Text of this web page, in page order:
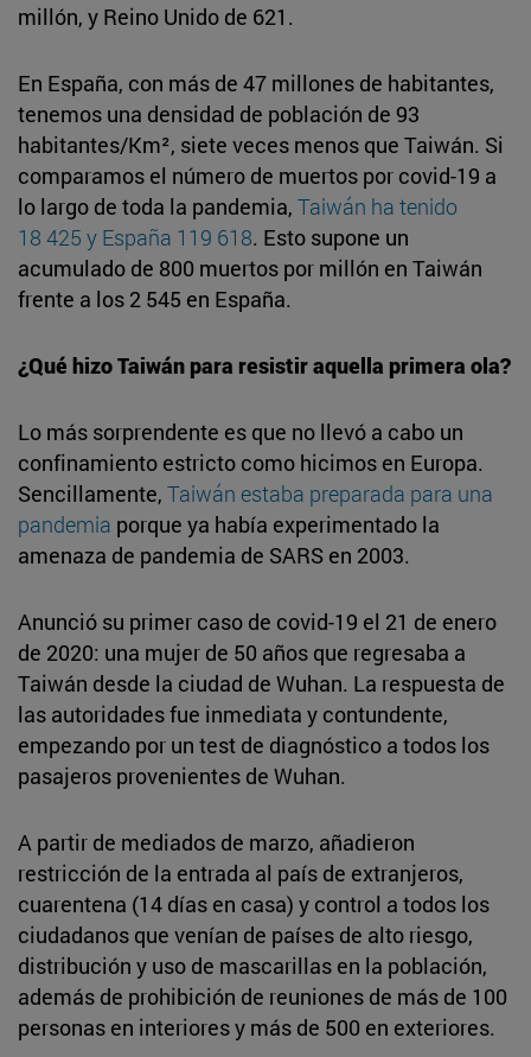
millón, y Reino Unido de 621.
En España, con más de 47 millones de habitantes,
tenemos una densidad de población de 93
habitantes/Km², siete veces menos que Taiwán. Si
comparamos el número de muertos por covid-19 a
lo largo de toda la pandemia, Taiwán ha tenido
18 425 y España 119 618. Esto supone un
acumulado de 800 muertos por millón en Taiwán
frente a los 2 545 en España.
¿Qué hizo Taiwán para resistir aquella primera ola?
Lo más sorprendente es que no llevó a cabo un
confinamiento estricto como hicimos en Europa.
Sencillamente, Taiwán estaba preparada para una
pandemia porque ya había experimentado la
amenaza de pandemia de SARS en 2003.
Anunció su primer caso de covid-19 el 21 de enero
de 2020: una mujer de 50 años que regresaba a
Taiwán desde la ciudad de Wuhan. La respuesta de
las autoridades fue inmediata y contundente,
empezando por un test de diagnóstico a todos los
pasajeros provenientes de Wuhan.
A partir de mediados de marzo, añadieron
restricción de la entrada al país de extranjeros,
cuarentena (14 días en casa) y control a todos los
ciudadanos que venían de países de alto riesgo,
distribución y uso de mascarillas en la población,
además de prohibición de reuniones de más de 100
personas en interiores y más de 500 en exteriores.